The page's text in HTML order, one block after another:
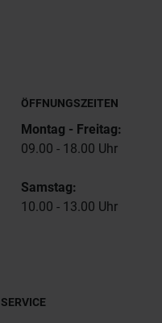
ÖFFNUNGSZEITEN
Montag - Freitag:
09.00 - 18.00 Uhr
Samstag:
10.00 - 13.00 Uhr
SERVICE